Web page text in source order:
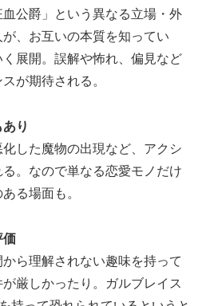
血公爵」という異なる立場・外
、お互いの本質を知ってい
展開。誤解や怖れ、偏見など
が期待される。
り
した魔物の出現など、アクシ
る。なので単なる恋愛モノだけ
る場面も。
価
ら理解されない趣味を持って
厳しかったり。ガルブレイス